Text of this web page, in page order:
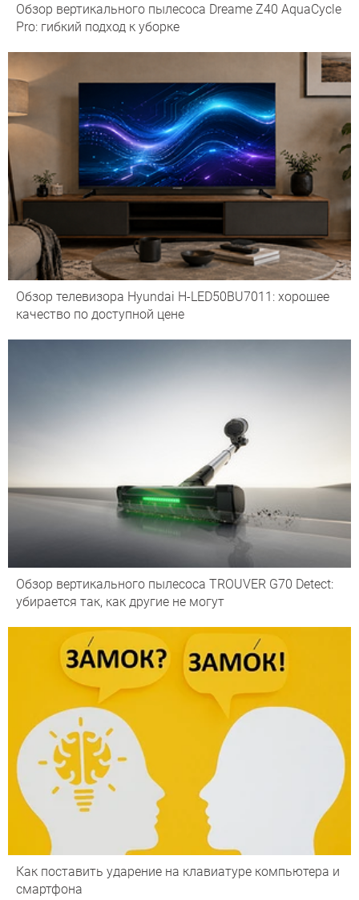
Обзор вертикального пылесоса Dreame Z40 AquaCycle
Pro: гибкий подход к уборке
Обзор телевизора Hyundai H-LED50BU7011: хорошее
качество по доступной цене
Обзор вертикального пылесоса TROUVER G70 Detect:
убирается так, как другие не могут
Как поставить ударение на клавиатуре компьютера и
смартфона